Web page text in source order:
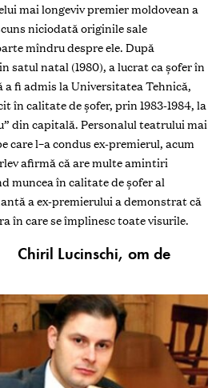
mai longeviv premier moldovean a
niciodată originile sale
mîndru despre ele. După
satul natal (1980), a lucrat ca şofer în
a fi admis la Universitatea Tehnică,
în calitate de şofer, prin 1983-1984, la
din capitală. Personalul teatrului mai
care l–a condus ex-premierul, acum
afirmă că are multe amintiri
muncea în calitate de şofer al
a ex-premierului a demonstrat că
în care se împlinesc toate visurile.
om de